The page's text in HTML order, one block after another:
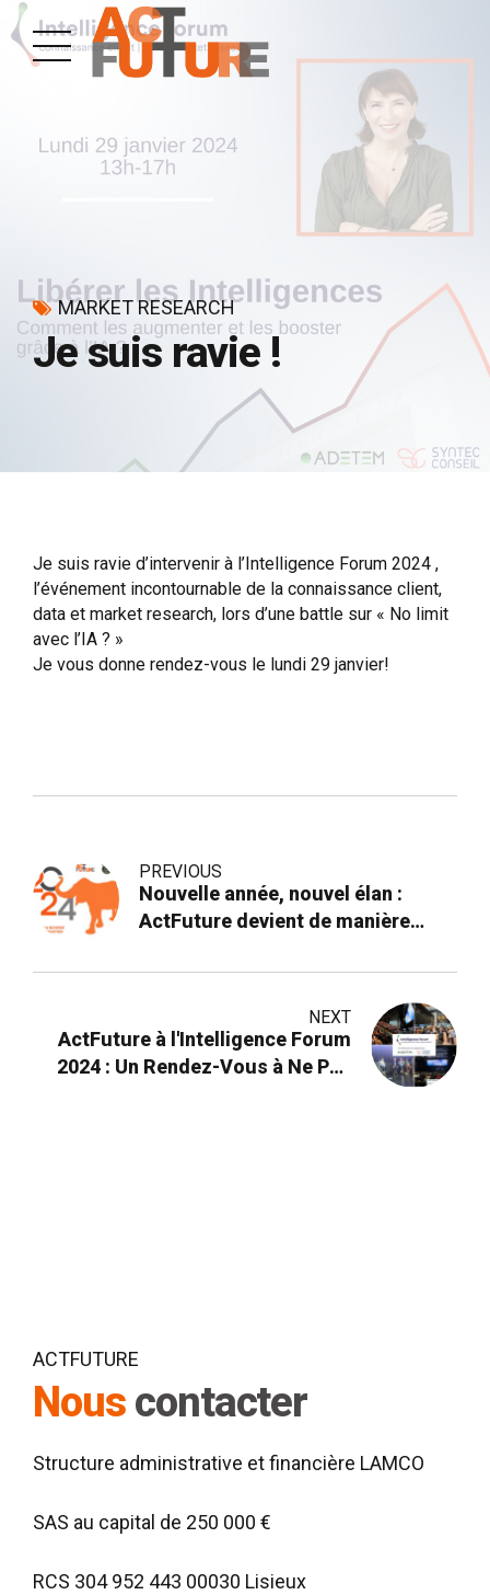
MARKET RESEARCH
Je suis ravie !
Je suis ravie d’intervenir à l’Intelligence Forum 2024 ,
l’événement incontournable de la connaissance client,
data et market research, lors d’une battle sur « No limit
avec l’IA ? »
Je vous donne rendez-vous le lundi 29 janvier!
PREVIOUS
Nouvelle année, nouvel élan :
ActFuture devient de manière
NEXT
ActFuture à l'Intelligence Forum
2024 : Un Rendez-Vous à Ne Pas
ACTFUTURE
Nous contacter
Structure administrative et financière LAMCO
SAS au capital de 250 000 €
RCS 304 952 443 00030 Lisieux